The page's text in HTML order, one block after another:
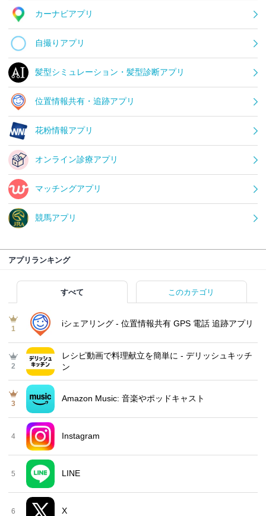
カーナビアプリ
自撮りアプリ
髪型シミュレーション・髪型診断アプリ
位置情報共有・追跡アプリ
花粉情報アプリ
オンライン診療アプリ
マッチングアプリ
競馬アプリ
アプリランキング
すべて このカテゴリ
1
iシェアリング - 位置情報共有 GPS 電話 追跡アプリ
2
レシピ動画で料理献立を簡単‪に - デリッシュキッチ
ン
3
Amazon Music: 音楽やポッドキャスト
4 Instagram
5 LINE
6 X